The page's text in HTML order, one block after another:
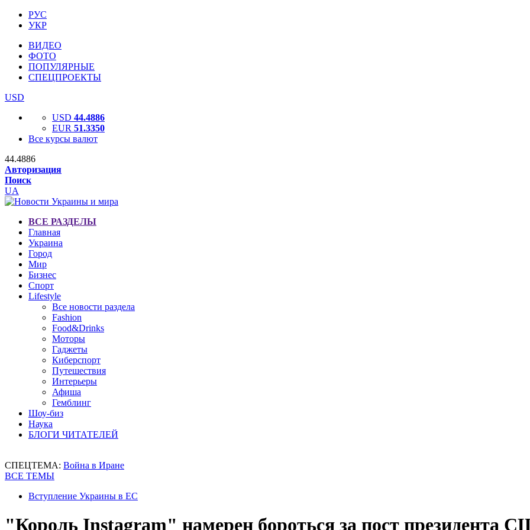
РУС
УКР
ВИДЕО
ФОТО
ПОПУЛЯРНЫЕ
СПЕЦПРОЕКТЫ
USD
USD 44.4886
EUR 51.3350
Все курсы валют
44.4886
Авторизация
Поиск
UA
ВСЕ РАЗДЕЛЫ
Главная
Украина
Город
Мир
Бизнес
Спорт
Lifestyle
Все новости раздела
Fashion
Food&Drinks
Моторы
Гаджеты
Киберспорт
Путешествия
Интерьеры
Афиша
Гемблинг
Шоу-биз
Наука
БЛОГИ ЧИТАТЕЛЕЙ
СПЕЦТЕМА: Война в Иране
ВСЕ ТЕМЫ
Вступление Украины в ЕС
"Король Instagram" намерен бороться за пост президента